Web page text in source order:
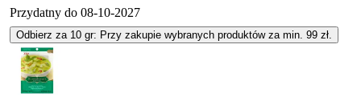
Przydatny do 08-10-2027
Odbierz za 10 gr: Przy zakupie wybranych produktów za min. 99 zł.